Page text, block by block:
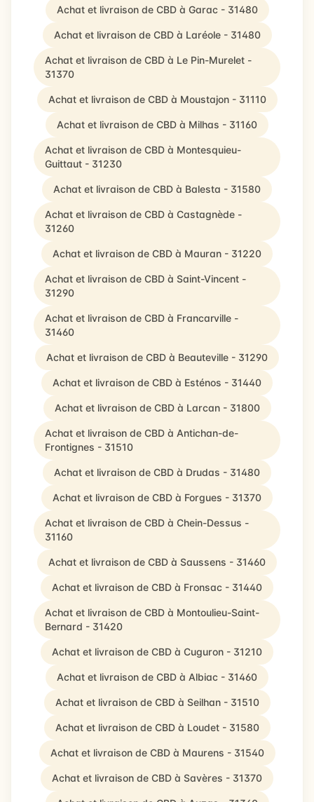
Achat et livraison de CBD à Garac - 31480
Achat et livraison de CBD à Laréole - 31480
Achat et livraison de CBD à Le Pin-Murelet -
31370
Achat et livraison de CBD à Moustajon - 31110
Achat et livraison de CBD à Milhas - 31160
Achat et livraison de CBD à Montesquieu-
Guittaut - 31230
Achat et livraison de CBD à Balesta - 31580
Achat et livraison de CBD à Castagnède -
31260
Achat et livraison de CBD à Mauran - 31220
Achat et livraison de CBD à Saint-Vincent -
31290
Achat et livraison de CBD à Francarville -
31460
Achat et livraison de CBD à Beauteville - 31290
Achat et livraison de CBD à Esténos - 31440
Achat et livraison de CBD à Larcan - 31800
Achat et livraison de CBD à Antichan-de-
Frontignes - 31510
Achat et livraison de CBD à Drudas - 31480
Achat et livraison de CBD à Forgues - 31370
Achat et livraison de CBD à Chein-Dessus -
31160
Achat et livraison de CBD à Saussens - 31460
Achat et livraison de CBD à Fronsac - 31440
Achat et livraison de CBD à Montoulieu-Saint-
Bernard - 31420
Achat et livraison de CBD à Cuguron - 31210
Achat et livraison de CBD à Albiac - 31460
Achat et livraison de CBD à Seilhan - 31510
Achat et livraison de CBD à Loudet - 31580
Achat et livraison de CBD à Maurens - 31540
Achat et livraison de CBD à Savères - 31370